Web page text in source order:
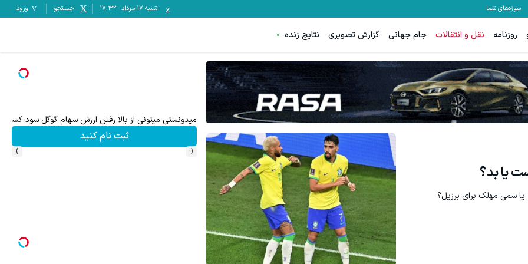
سوژه‌های شما شنبه ۱۷ مرداد -
17:32 جستجو ورود
روزنامه نقل و انتقالات جام جهانی گزارش تصویری نتایج زنده
یا بد؟
سمی مهلک برای برزیل؟
ترید EURUSD با اسپرد از صفر پیپ
ثبت نام کنید
تا ۳۰۰ دلار پاداش برای ثبت نام جدید در بروکر اینوسلو
ثبت نام کنید
‹
›